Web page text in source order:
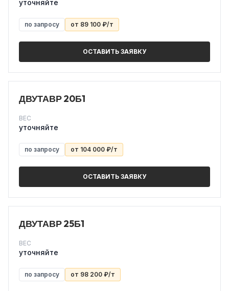
уточняйте
по запросу от 89 100 ₽/т
ОСТАВИТЬ ЗАЯВКУ
ДВУТАВР 20Б1
ВЕС
уточняйте
по запросу от 104 000 ₽/т
ОСТАВИТЬ ЗАЯВКУ
ДВУТАВР 25Б1
ВЕС
уточняйте
по запросу от 98 200 ₽/т